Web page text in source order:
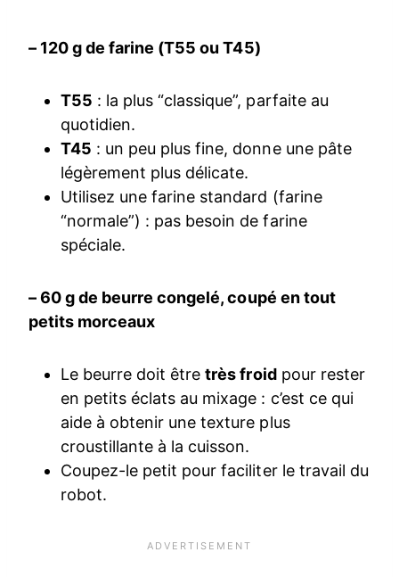
– 120 g de farine (T55 ou T45)
T55 : la plus “classique”, parfaite au
quotidien.
T45 : un peu plus fine, donne une pâte
légèrement plus délicate.
Utilisez une farine standard (farine
“normale”) : pas besoin de farine
spéciale.
– 60 g de beurre congelé, coupé en tout
petits morceaux
Le beurre doit êtretrès froidpour rester
en petits éclats au mixage : c’est ce qui
aide à obtenir une texture plus
croustillante à la cuisson.
Coupez-le petit pour faciliter le travail du
robot.